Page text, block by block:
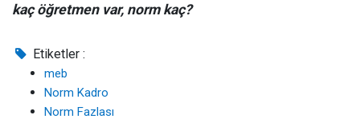
kaç öğretmen var, norm kaç?
Etiketler :
meb
Norm Kadro
Norm Fazlası